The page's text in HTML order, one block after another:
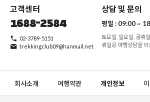
고객센터
1688-2584
02-3789-5151
trekkingclub09@hanmail.net
상담 및 문의
평일 : 09:00 ~
토요일, 일요일, 공휴
휴일은 여행상담을 이
회사소개 여행약관 개인정보